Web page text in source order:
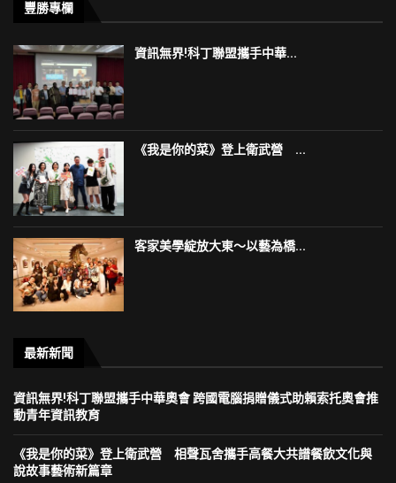
豐勝專欄
資訊無界!科丁聯盟攜手中華...
《我是你的菜》登上衛武營 ...
客家美學綻放大東～以藝為橋...
最新新聞
資訊無界!科丁聯盟攜手中華奧會 跨國電腦捐贈儀式助賴索托奧會推
動青年資訊教育
《我是你的菜》登上衛武營 相聲瓦舍攜手高餐大共譜餐飲文化與
說故事藝術新篇章